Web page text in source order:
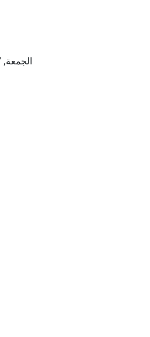
الجمعة, 07 أغسطس 2026 – 24 صفر 1448 هـ